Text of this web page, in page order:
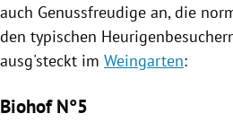
auch Genussfreudige an, die
den typischen
ausg'steckt im Weingarten:
Biohof N°5